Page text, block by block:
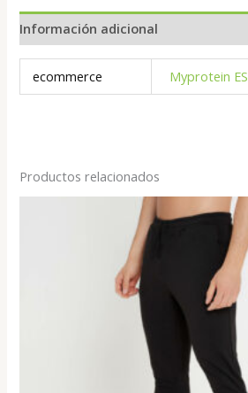
Información adicional
ecommerce Myprotein ES
Productos relacionados